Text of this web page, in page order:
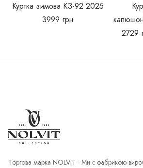
Куртка зимова КЗ-92 2025
3999 грн
2729
Торгова марка NOLVIT - Ми є фабрикою-